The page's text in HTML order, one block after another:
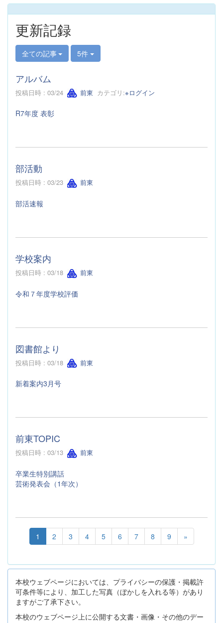
更新記録
全ての記事 5件
アルバム
投稿日時 : 03/24 前東 カテゴリ:※ログイン
R7年度 表彰
部活動
投稿日時 : 03/23 前東
部活速報
学校案内
投稿日時 : 03/18 前東
令和７年度学校評価
図書館より
投稿日時 : 03/18 前東
新着案内3月号
前東TOPIC
投稿日時 : 03/13 前東
卒業生特別講話
芸術発表会（1年次）
1 2 3 4 5 6 7 8 9 »
本校ウェブページにおいては、プライバシーの保護・掲載許
可条件等により、加工した写真（ぼかしを入れる等）があり
ますがご了承下さい。
本校のウェブページ上に公開する文書・画像・その他のデー